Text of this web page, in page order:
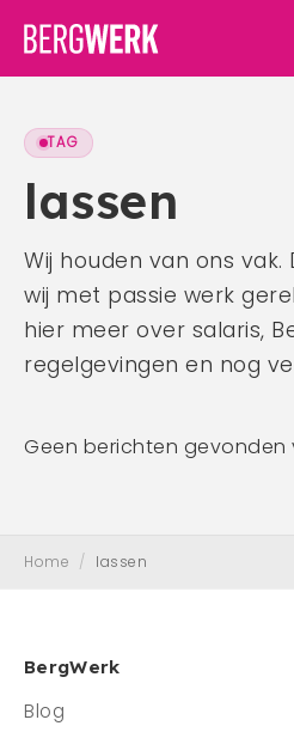
Home
Voor werknemers
Voor werknemers
BergWerk Academie
Voor werkgevers
Waarom BergWerk
Over ons
Mens en dier
CONTACT
TAG
lassen
Wij houden van ons
wij met passie werk
hier meer over salaris,
regelgevingen en nog
Geen berichten gevonden
Home / lassen
BergWerk
Blog